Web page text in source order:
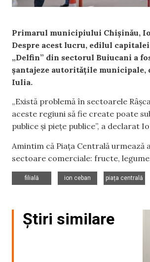
Primarul municipiului Chișinău,
Despre acest lucru, edilul
„Delfin” din sectorul Buiucani a
șantajeze autoritățile municipale,
Iulia.
„Există problemă în sectoarele
aceste regiuni să fie create poate
publice și piețe publice”, a declarat
Amintim că Piața Centrală
sectoare comerciale: fructe,
filială
ion ceban
piața centrală
Știri similare